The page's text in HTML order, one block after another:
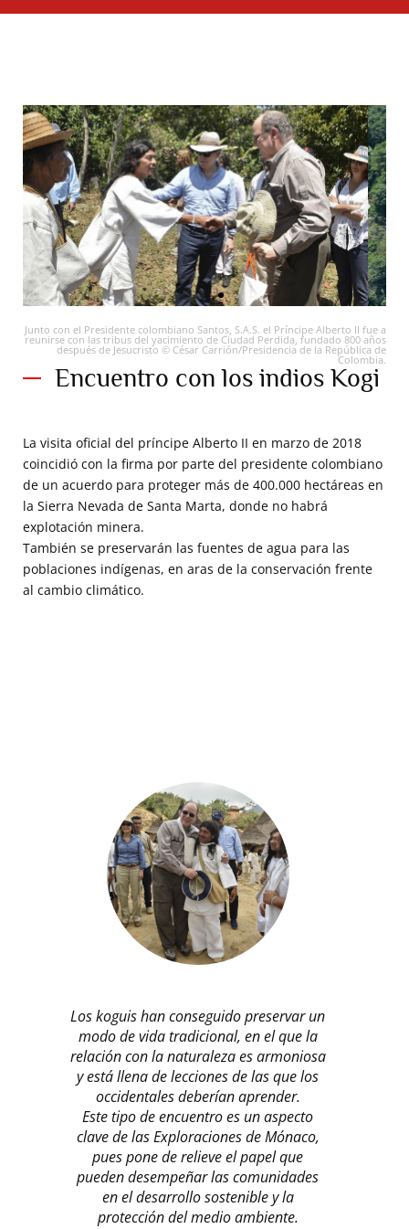
Encuentro con los indios Kogi
La visita oficial del príncipe Alberto II en marzo de 2018
coincidió con la firma por parte del presidente colombiano
de un acuerdo para proteger más de 400.000 hectáreas en
la Sierra Nevada de Santa Marta, donde no habrá
explotación minera.
También se preservarán las fuentes de agua para las
poblaciones indígenas, en aras de la conservación frente
al cambio climático.
Junto con el Presidente colombiano Santos, S.A.S. el Príncipe Alberto II fue a
reunirse con las tribus del yacimiento de Ciudad Perdida, fundado 800 años
después de Jesucristo © César Carrión/Presidencia de la República de
Colombia.
Los koguis han conseguido preservar un
modo de vida tradicional, en el que la
relación con la naturaleza es armoniosa
y está llena de lecciones de las que los
occidentales deberían aprender.
Este tipo de encuentro es un aspecto
clave de las Exploraciones de Mónaco,
pues pone de relieve el papel que
pueden desempeñar las comunidades
en el desarrollo sostenible y la
protección del medio ambiente.